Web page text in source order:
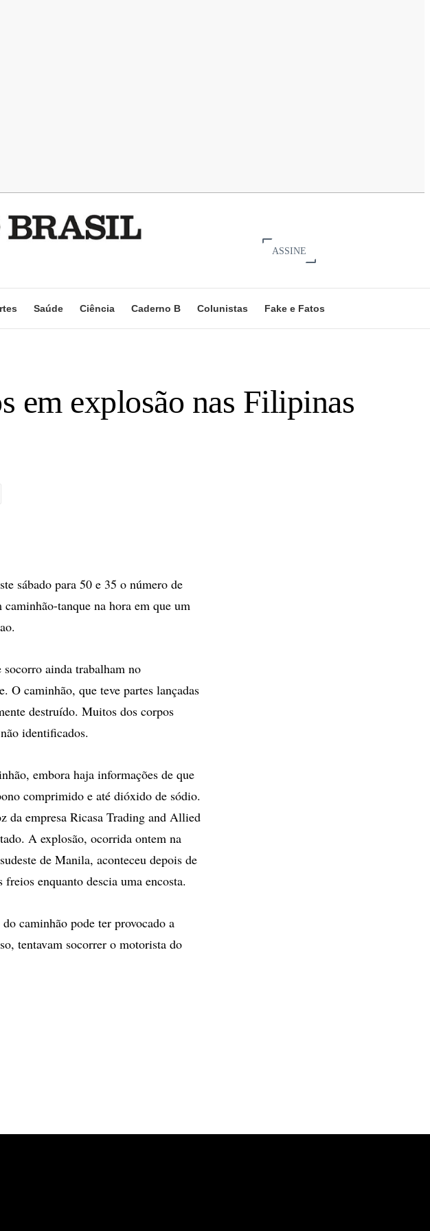
ASSINE
Saúde Ciência Caderno B Colunistas Fake e Fatos
em explosão nas Filipinas
sábado para 50 e 35 o número de
tanque na hora em que um
ainda trabalham no
O caminhão, que teve partes lançadas
destruído. Muitos dos corpos
identificados.
embora haja informações de que
comprimido e até dióxido de sódio.
da empresa Ricasa Trading and Allied
A explosão, ocorrida ontem na
de Manila, aconteceu depois de
enquanto descia uma encosta.
caminhão pode ter provocado a
tentavam socorrer o motorista do